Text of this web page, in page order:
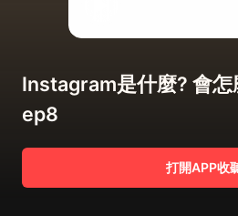
Instagram是什麼? 會怎
ep8
打開APP收